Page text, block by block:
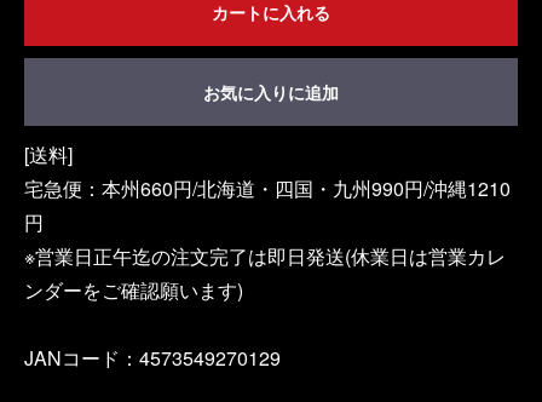
カートに入れる
お気に入りに追加
[送料]
宅急便：本州660円/北海道・四国・九州990円/沖縄1210
円
※営業日正午迄の注文完了は即日発送(休業日は営業カレ
ンダーをご確認願います)
JANコード：4573549270129